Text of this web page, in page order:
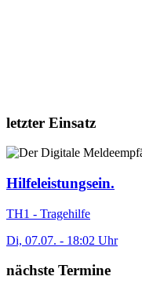
letzter Einsatz
Hilfeleistungsein.
TH1 - Tragehilfe
Di, 07.07. - 18:02 Uhr
nächste Termine